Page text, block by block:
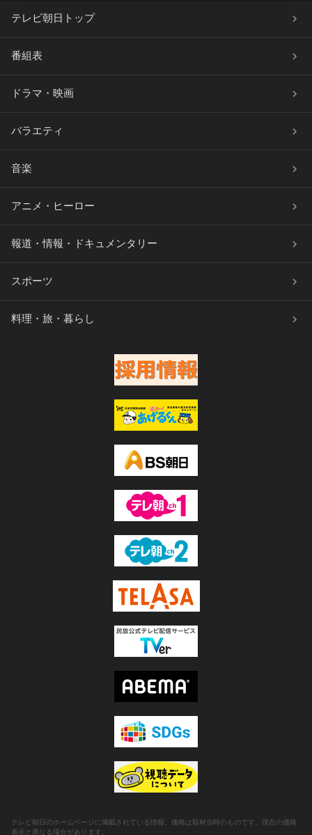
テレビ朝日トップ
番組表
ドラマ・映画
バラエティ
音楽
アニメ・ヒーロー
報道・情報・ドキュメンタリー
スポーツ
料理・旅・暮らし
テレビ朝日のホームページに掲載されている情報、価格は取材当時のものです。現在の価格
表示と異なる場合があります。